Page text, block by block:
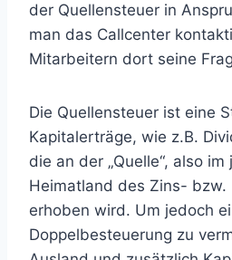
der Quellensteuer in
man das Callcenter
Mitarbeitern dort seine
Die Quellensteuer ist eine
Kapitalerträge, wie z.B.
die an der „Quelle“, also im
Heimatland des Zins- bzw.
erhoben wird. Um jedoch
Doppelbesteuerung zu